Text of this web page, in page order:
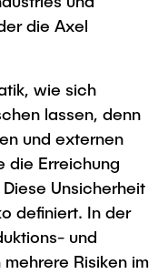
die Axel
wie sich
lassen, denn
und externen
die Erreichung
Unsicherheit
definiert. In der
und
Risiken im